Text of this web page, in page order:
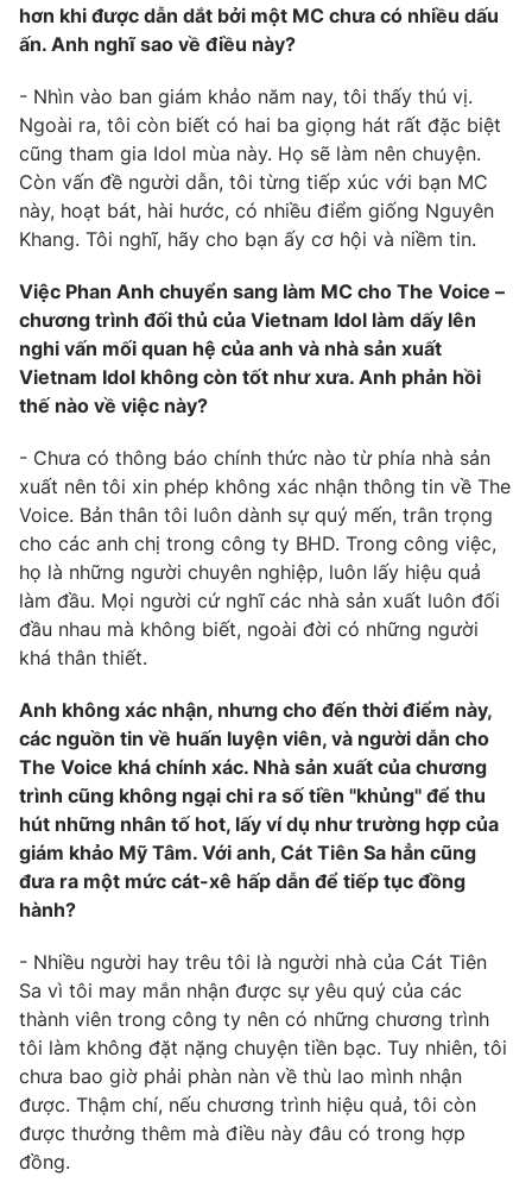
VTV Money VTV Thể thao
VTV Sức khoẻ Bất động sản
Thị trường 24h Tấm lòng Việt
VTV4 Vươn mình bằng AI
VTV9 VTV8
Liên hệ tòa soạn English
THỜI BÁO VTV
Theo dõi báo trên
Cơ quan chủ quản:
Giấy phép hoạt động báo in và báo điện tử số 483/GP-BTTTT
cấp ngày 29/12/2023
Tổng Biên tập:Vũ Thanh Thủy
Phó Tổng Biên tập:Nguyễn Thị Mỹ Hạnh, Phạm Quốc Thắng,
Nguyễn Trọng Ninh
Tổng đài VTV:024.38 355 931 - 024.38 355 932
Ðiện thoại Thời báo VTV:
024.66 897 897
Liên hệ quảng cáo:024-7300.7108
hơn khi được dẫn dắt bởi một MC chưa có nhiều dấu
ấn. Anh nghĩ sao về điều này?
- Nhìn vào ban giám khảo năm nay, tôi thấy thú vị.
Ngoài ra, tôi còn biết có hai ba giọng hát rất đặc biệt
cũng tham gia Idol mùa này. Họ sẽ làm nên chuyện.
Còn vấn đề người dẫn, tôi từng tiếp xúc với bạn MC
này, hoạt bát, hài hước, có nhiều điểm giống Nguyên
Khang. Tôi nghĩ, hãy cho bạn ấy cơ hội và niềm tin.
Việc Phan Anh chuyển sang làm MC cho The Voice –
chương trình đối thủ của Vietnam Idol làm dấy lên
nghi vấn mối quan hệ của anh và nhà sản xuất
Vietnam Idol không còn tốt như xưa. Anh phản hồi
thế nào về việc này?
- Chưa có thông báo chính thức nào từ phía nhà sản
xuất nên tôi xin phép không xác nhận thông tin về The
Voice. Bản thân tôi luôn dành sự quý mến, trân trọng
cho các anh chị trong công ty BHD. Trong công việc,
họ là những người chuyên nghiệp, luôn lấy hiệu quả
làm đầu. Mọi người cứ nghĩ các nhà sản xuất luôn đối
đầu nhau mà không biết, ngoài đời có những người
khá thân thiết.
Anh không xác nhận, nhưng cho đến thời điểm này,
các nguồn tin về huấn luyện viên, và người dẫn cho
The Voice khá chính xác. Nhà sản xuất của chương
trình cũng không ngại chi ra số tiền "khủng" để thu
hút những nhân tố hot, lấy ví dụ như trường hợp của
giám khảo Mỹ Tâm. Với anh, Cát Tiên Sa hẳn cũng
đưa ra một mức cát-xê hấp dẫn để tiếp tục đồng
hành?
- Nhiều người hay trêu tôi là người nhà của Cát Tiên
Sa vì tôi may mắn nhận được sự yêu quý của các
thành viên trong công ty nên có những chương trình
tôi làm không đặt nặng chuyện tiền bạc. Tuy nhiên, tôi
chưa bao giờ phải phàn nàn về thù lao mình nhận
được. Thậm chí, nếu chương trình hiệu quả, tôi còn
được thưởng thêm mà điều này đâu có trong hợp
đồng.